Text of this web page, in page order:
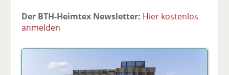
Der BTH-Heimtex Newsletter: Hier kostenlos
anmelden